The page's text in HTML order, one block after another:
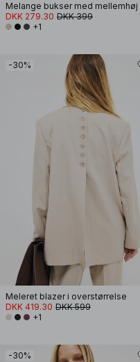
DKK 279.30 DKK 399
+1
-30%
Meleret blazer i overstørrelse
DKK 419.30 DKK 599
+1
-30%